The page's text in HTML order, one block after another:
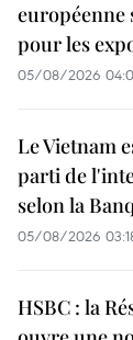
européenne
pour les
05/08/2026
Le Vietnam
parti de
selon la
05/08/2026
HSBC : la